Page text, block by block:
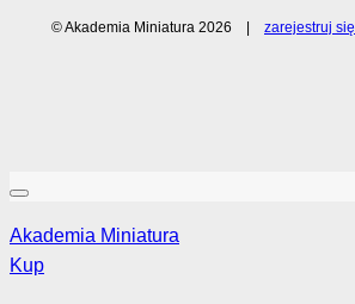
© Akademia Miniatura 2026 | zarejestruj się
Akademia Miniatura
Kup